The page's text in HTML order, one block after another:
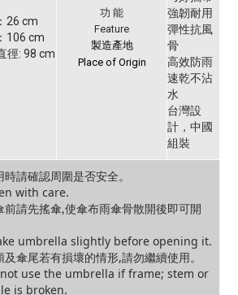
26 cm
106 cm
徑: 98 cm
功 能
Feature
製造產地
Place of Origin
強韌耐用
彈性抗風
骨
高效防雨
速乾不沾
水
台灣設
計，中國
組裝
時請確認周圍是否安全。
with care.
前請先搖傘,使傘布雨傘骨散開後即可開
umbrella slightly before opening it.
及傘尾若有損壞的情形,請勿繼續使用。
use the umbrella if frame; stem or
is broken.